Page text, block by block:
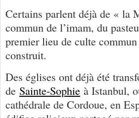
Certains parlent déjà de « la
commun de l’imam, du
premier lieu de culte
construit.
Des églises ont déjà été
de Sainte-Sophie à Istanbul,
cathédrale de Cordoue, en